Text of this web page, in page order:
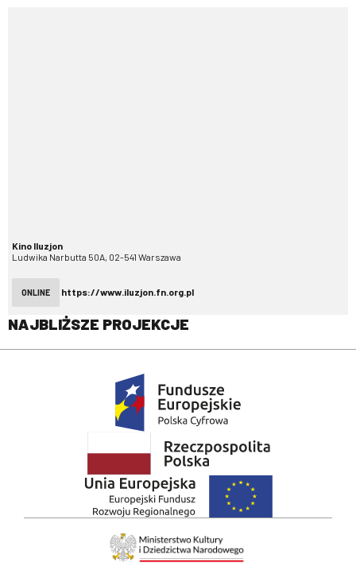
Kino Iluzjon
Ludwika Narbutta 50A, 02-541 Warszawa
ONLINE https://www.iluzjon.fn.org.pl
NAJBLIŻSZE PROJEKCJE